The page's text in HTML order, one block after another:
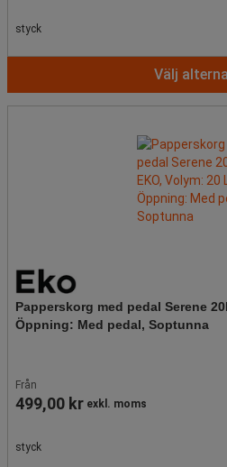
styck
Välj
Papperskorg med pedal Serene
Öppning: Med pedal, Soptunna
Från
499,00 kr exkl. moms
styck